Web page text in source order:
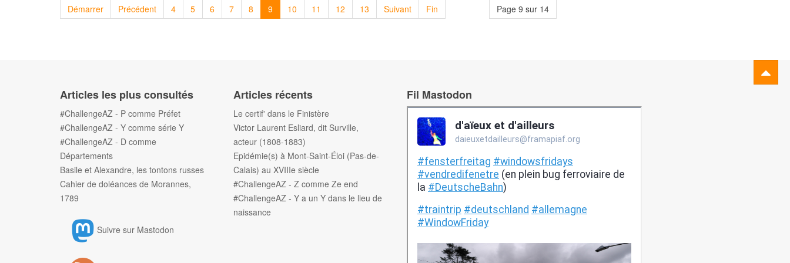
Page 9 sur 14
Démarrer Précédent 4 5 6 7 8 9 10 11 12 13 Suivant Fin
Articles les plus consultés
#ChallengeAZ - P comme Préfet
#ChallengeAZ - Y comme série Y
#ChallengeAZ - D comme
Départements
Basile et Alexandre, les tontons russes
Cahier de doléances de Morannes,
1789
Suivre sur Mastodon
Articles récents
Le certif' dans le Finistère
Victor Laurent Esliard, dit Surville,
acteur (1808-1883)
Epidémie(s) à Mont-Saint-Éloi (Pas-de-
Calais) au XVIIIe siècle
#ChallengeAZ - Z comme Ze end
#ChallengeAZ - Y a un Y dans le lieu de
naissance
Fil Mastodon